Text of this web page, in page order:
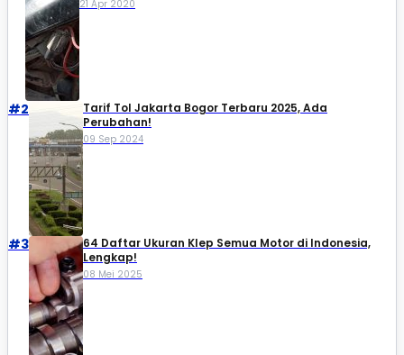
21 Apr 2020
#2
Tarif Tol Jakarta Bogor Terbaru 2025, Ada
Perubahan!
09 Sep 2024
#3
64 Daftar Ukuran Klep Semua Motor di Indonesia,
Lengkap!
08 Mei 2025